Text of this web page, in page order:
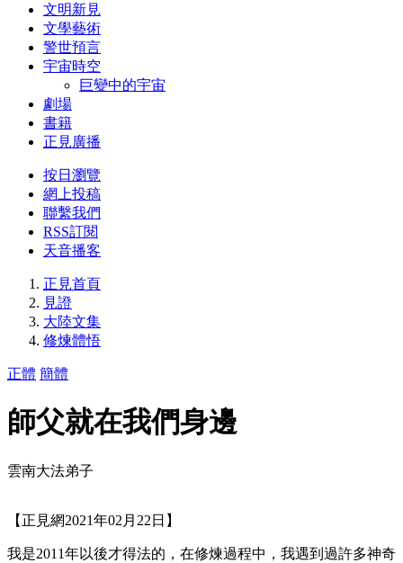
文明新見
文學藝術
警世預言
宇宙時空
巨變中的宇宙
劇場
書籍
正見廣播
按日瀏覽
網上投稿
聯繫我們
RSS訂閱
天音播客
正見首頁
見證
大陸文集
修煉體悟
正體 簡體
師父就在我們身邊
雲南大法弟子
【正見網2021年02月22日】
我是2011年以後才得法的，在修煉過程中，我遇到過許多神奇